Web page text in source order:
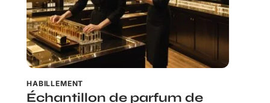
HABILLEMENT
Échantillon de parfum de